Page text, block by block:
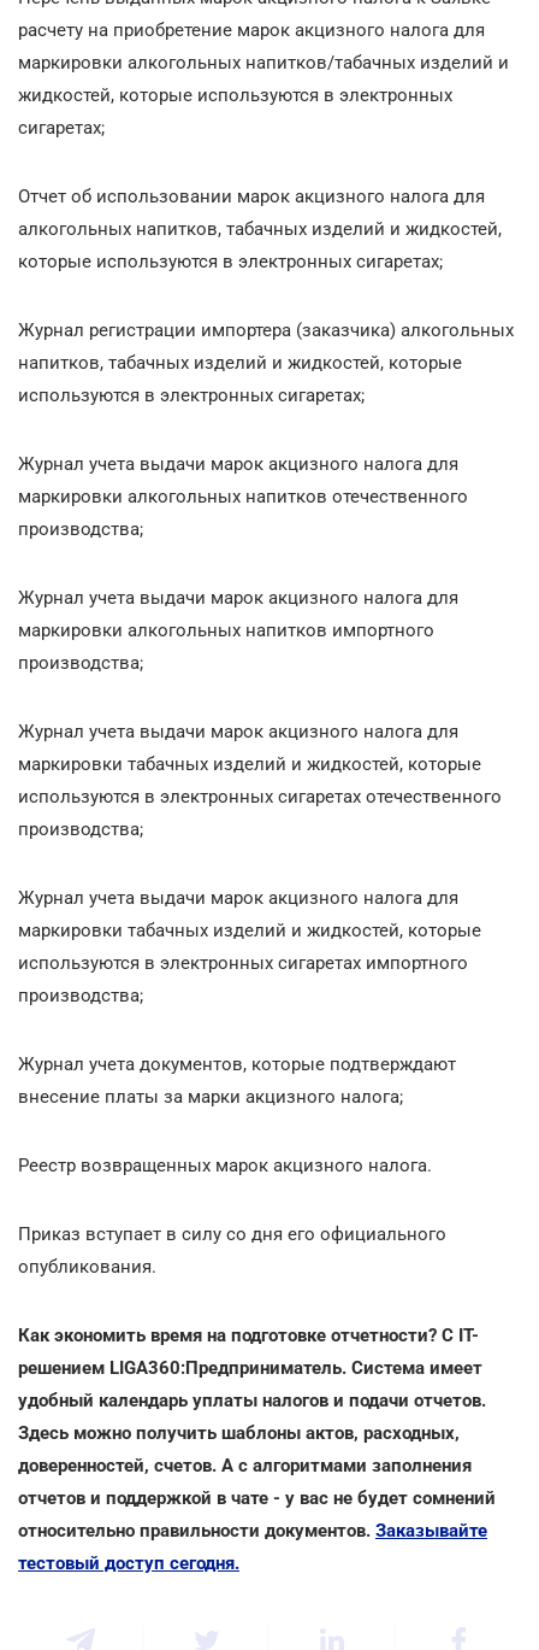
расчету на приобретение марок акцизного налога для
маркировки алкогольных напитков/табачных изделий и
жидкостей, которые используются в электронных
сигаретах;
Отчет об использовании марок акцизного налога для
алкогольных напитков, табачных изделий и жидкостей,
которые используются в электронных сигаретах;
Журнал регистрации импортера (заказчика) алкогольных
напитков, табачных изделий и жидкостей, которые
используются в электронных сигаретах;
Журнал учета выдачи марок акцизного налога для
маркировки алкогольных напитков отечественного
производства;
Журнал учета выдачи марок акцизного налога для
маркировки алкогольных напитков импортного
производства;
Журнал учета выдачи марок акцизного налога для
маркировки табачных изделий и жидкостей, которые
используются в электронных сигаретах отечественного
производства;
Журнал учета выдачи марок акцизного налога для
маркировки табачных изделий и жидкостей, которые
используются в электронных сигаретах импортного
производства;
Журнал учета документов, которые подтверждают
внесение платы за марки акцизного налога;
Реестр возвращенных марок акцизного налога.
Приказ вступает в силу со дня его официального
опубликования.
Как экономить время на подготовке отчетности? С IT-
решением LIGA360:Предприниматель. Система имеет
удобный календарь уплаты налогов и подачи отчетов.
Здесь можно получить шаблоны актов, расходных,
доверенностей, счетов. А с алгоритмами заполнения
отчетов и поддержкой в чате - у вас не будет сомнений
относительно правильности документов. Заказывайте
тестовый доступ сегодня.